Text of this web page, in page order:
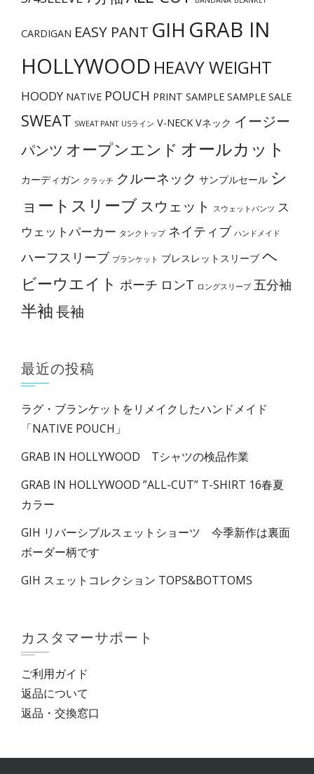
ペ
ー
ジ
か
ら
択
で
ま
す
CARDIGAN EASY PANT GIH GRAB IN
HOLLYWOOD HEAVY WEIGHT
HOODY NATIVE POUCH PRINT SAMPLE SAMPLE SALE
SWEAT SWEAT PANT USライン V-NECK Vネック イージー
パンツ オープンエンド オールカット
カーディガン クラッチ クルーネック サンプルセール シ
ョートスリーブスウェット スウェットパンツ ス
ウェットパーカー タンクトップ ネイティブ ハンドメイド
ハーフスリーブ ブランケット ブレスレットスリーブ ヘ
ビーウエイト ポーチ ロンT ロングスリーブ 五分袖
半袖長袖
最近の投稿
ラグ・ブランケットをリメイクしたハンドメイド
「NATIVE POUCH」
GRAB IN HOLLYWOOD Tシャツの検品作業
GRAB IN HOLLYWOOD ”ALL-CUT” T-SHIRT 16春夏
カラー
GIH リバーシブルスェットショーツ 今季新作は裏面
ボーダー柄です
GIH スェットコレクション TOPS&BOTTOMS
カスタマーサポート
ご利用ガイド
返品について
返品・交換窓口